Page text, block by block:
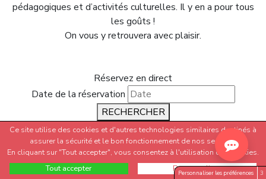
pédagogiques et d’activités culturelles. Il y en a pour tous
les goûts !
On vous y retrouvera avec plaisir.
Réservez en direct
Date de la réservation
RECHERCHER
CARTES CADEAUX
Commandez ici
⚠️ Informations données à titre indicatif — susceptibles de
Ce site utilise des cookies et d'autres technologies similaires destinés à
assurer la sécurité et le bon fonctionnement de nos services.
En cliquant sur "Tout accepter", vous consentez à l'utilisation des cookies.
Tout accepter
Personnaliser
Personnaliser les préférences 3